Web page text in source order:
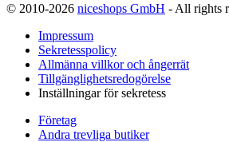
© 2010-2026 niceshops GmbH - All rights
Impressum
Sekretesspolicy
Allmänna villkor och ångerrät
Tillgänglighetsredogörelse
Inställningar för sekretess
Företag
Andra trevliga butiker